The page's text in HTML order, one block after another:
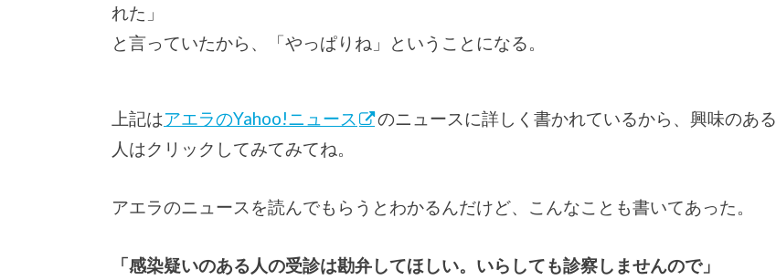
れた」
と言っていたから、「やっぱりね」ということになる。
上記はアエラのYahoo!ニュース
のニュースに詳しく書かれているから、興味のある
人はクリックしてみてみてね。
アエラのニュースを読んでもらうとわかるんだけど、こんなことも書いてあった。
「感染疑いのある人の受診は勘弁してほしい。いらしても診察しませんので」